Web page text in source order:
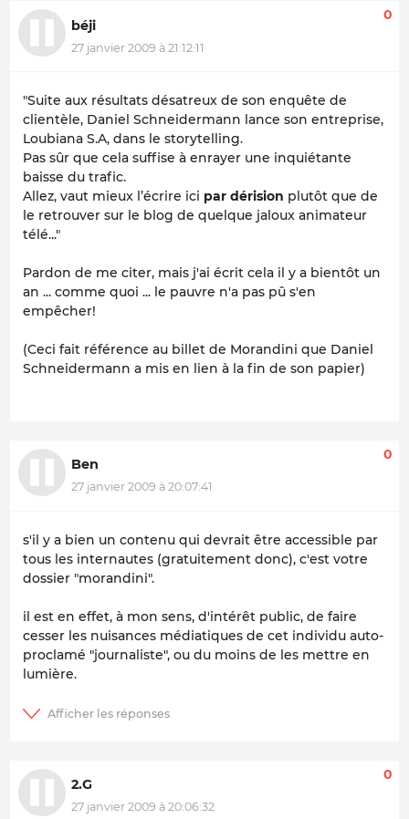
béji
27 janvier 2009 à 21:12:11
0
"Suite aux résultats désatreux de son enquête de
clientèle, Daniel Schneidermann lance son entreprise,
Loubiana S.A, dans le storytelling.
Pas sûr que cela suffise à enrayer une inquiétante
baisse du trafic.
Allez, vaut mieux l’écrire ici par dérision plutôt que de
le retrouver sur le blog de quelque jaloux animateur
télé..."
Pardon de me citer, mais j'ai écrit cela il y a bientôt un
an ... comme quoi ... le pauvre n'a pas pû s'en
empêcher!
(Ceci fait référence au billet de Morandini que Daniel
Schneidermann a mis en lien à la fin de son papier)
Ben
27 janvier 2009 à 20:07:41
0
s'il y a bien un contenu qui devrait être accessible par
tous les internautes (gratuitement donc), c'est votre
dossier "morandini".
il est en effet, à mon sens, d'intérêt public, de faire
cesser les nuisances médiatiques de cet individu auto-
proclamé "journaliste", ou du moins de les mettre en
lumière.
2.G
27 janvier 2009 à 20:06:32
0